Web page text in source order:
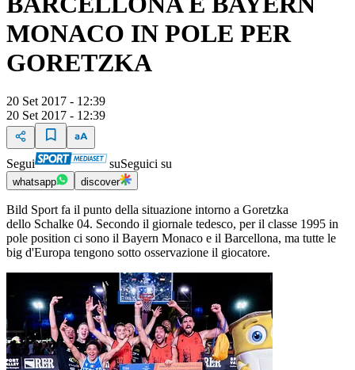
MONACO IN POLE PER
GORETZKA
20 Set 2017 - 12:39
20 Set 2017 - 12:39
Segui suSeguici su
whatsapp discover
Bild Sport fa il punto della situazione intorno a Goretzka
dello Schalke 04. Secondo il giornale tedesco, per il classe 1995 in
pole position ci sono il Bayern Monaco e il Barcellona, ma tutte le
big d'Europa tengono sotto osservazione il giocatore.